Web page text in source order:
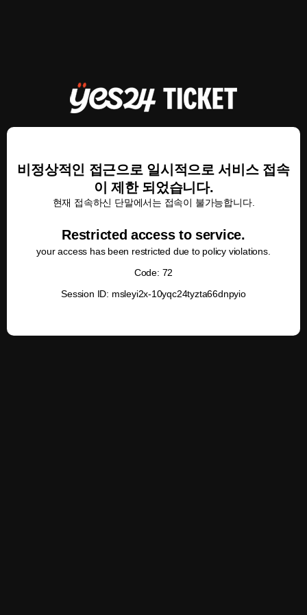
비정상적인 접근으로 일시적으로 서비스 접속
이 제한 되었습니다.
현재 접속하신 단말에서는 접속이 불가능합니다.
Restricted access to service.
your access has been restricted due to policy violations.
Code: 72
Session ID: msleyi2x-10yqc24tyzta66dnpyio